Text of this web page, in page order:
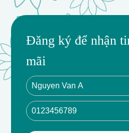
Đăng ký để nhận
mãi